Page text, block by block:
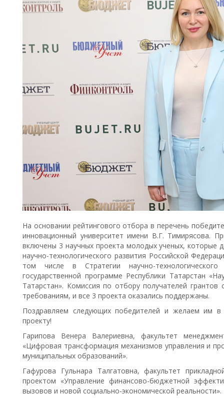
На основании рейтингового отбора в перечень
инновационный университет имени В.Г. Тимирясова.
включены 3 научных проекта молодых ученых, которые
научно-технологического развития Российской
том числе в Стратегии научно-
государственной программе Республики Татарстан
Татарстан». Комиссия по отбору получателей
требованиям, и все 3 проекта оказались поддержаны.
Поздравляем следующих победителей и желаем им
проекту!
Гарипова Венера Валериевна, факультет
«Цифровая трансформация механизмов управления и
муниципальных образований».
Гафурова Гульнара Талгатовна, факультет
проектом «Управление финансово-бюджетной
вызовов и новой социально-экономической реальности».